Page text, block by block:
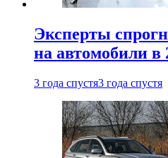
Эксперты
на автомобили в
3 года спустя3 года спустя